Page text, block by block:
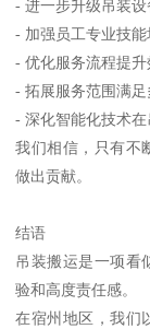
- 进一步升级吊装
- 加强员工专业技能
- 优化服务流程提升
- 拓展服务范围满
- 深化智能化技术
我们相信，只有不
做出贡献。
结语
吊装搬运是一项看
验和高度责任感。
在宿州地区，我们